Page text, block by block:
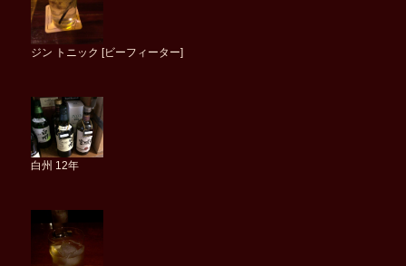
ジン トニック [ビーフィーター]
白州 12年